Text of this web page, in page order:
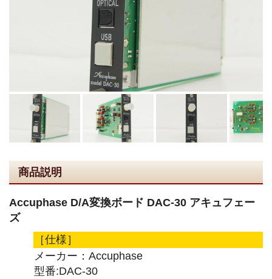
商品説明
Accuphase D/A変換ボード DAC-30 アキュフェー
ズ
［仕様］
メーカー：Accuphase
型番:DAC-30